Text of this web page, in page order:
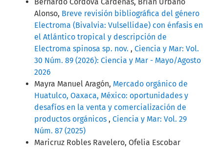
Bernardo Córdova Cárdenas, Brian Urbano
Alonso, Breve revisión bibliográfica del género
Electroma (Bivalvia: Vulsellidae) con énfasis en
el Atlántico tropical y descripción de
Electroma spinosa sp. nov. , Ciencia y Mar: Vol.
30 Núm. 89 (2026): Ciencia y Mar - Mayo/Agosto
2026
Mayra Manuel Aragón, Mercado orgánico de
Huatulco, Oaxaca, México: oportunidades y
desafíos en la venta y comercialización de
productos orgánicos , Ciencia y Mar: Vol. 29
Núm. 87 (2025)
Maricruz Robles Ravelero, Ofelia Escobar